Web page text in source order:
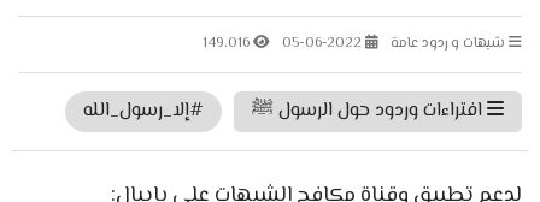
شبهات و ردود عامة 05-06-2022
149.016
افتراءات وردود حول الرسول ﷺ #إلا_رسول_الله